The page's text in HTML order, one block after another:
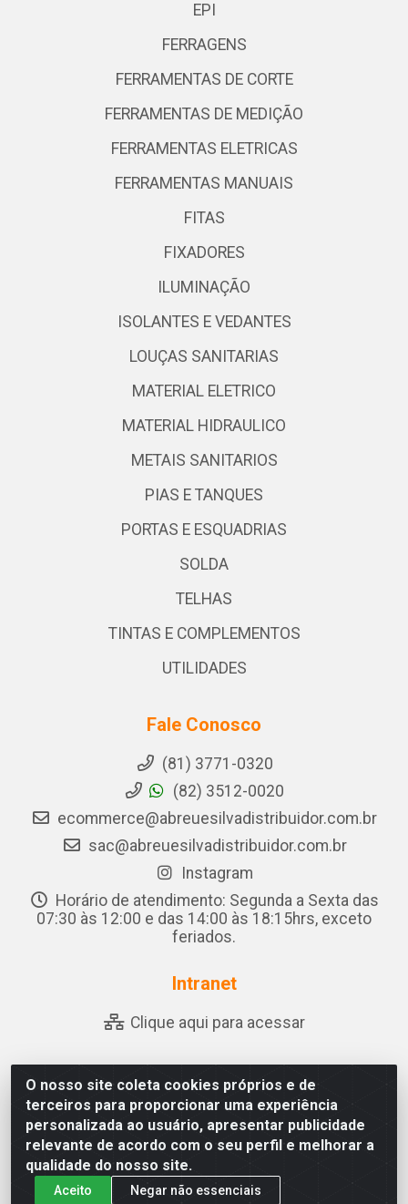
O nosso site coleta cookies próprios e de
terceiros para proporcionar uma experiência
personalizada ao usuário, apresentar publicidade
relevante de acordo com o seu perfil e melhorar a
qualidade do nosso site.
Aceito Negar não essenciais
EPI
FERRAGENS
FERRAMENTAS DE CORTE
FERRAMENTAS DE MEDIÇÃO
FERRAMENTAS ELETRICAS
FERRAMENTAS MANUAIS
FITAS
FIXADORES
ILUMINAÇÃO
ISOLANTES E VEDANTES
LOUÇAS SANITARIAS
MATERIAL ELETRICO
MATERIAL HIDRAULICO
METAIS SANITARIOS
PIAS E TANQUES
PORTAS E ESQUADRIAS
SOLDA
TELHAS
TINTAS E COMPLEMENTOS
UTILIDADES
Fale Conosco
(81) 3771-0320
(82) 3512-0020
ecommerce@abreuesilvadistribuidor.com.br
sac@abreuesilvadistribuidor.com.br
Instagram
Horário de atendimento: Segunda a Sexta das
07:30 às 12:00 e das 14:00 às 18:15hrs, exceto
feriados.
Intranet
Clique aqui para acessar
Abreu & Silva - Rua Padre Jose de Souza Leite, 265 - Ariado,
Olho D'Água das Flores/AL - CEP 57.442-000 - CNPJ
04.790.656/0001-06